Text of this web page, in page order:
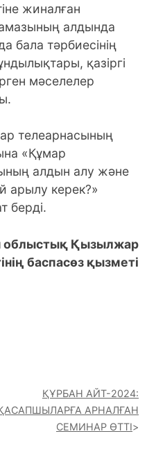
жиналған
алдында
бала тәрбиесінің
қазіргі
мәселелер
телеарнасының
«Құмар
алдын алу және
арылу керек?»
берді.
облыстық Қызылжар
баспасөз қызметі
ҚҰРБАН АЙТ-2024:
АРНАЛҒАН
СЕМИНАР ӨТТІ